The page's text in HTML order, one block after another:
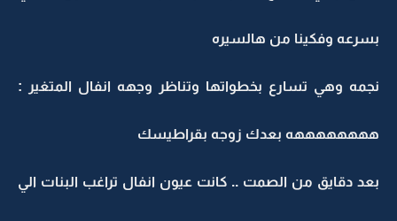
بسرعه وفكينا من هالسيره
نجمه وهي تسارع بخطواتها وتناظر وجهه انفال المتغير :
ههههههههه بعدك زوجه بقراطيسك
بعد دقايق من الصمت .. كانت عيون انفال تراغب البنات الي